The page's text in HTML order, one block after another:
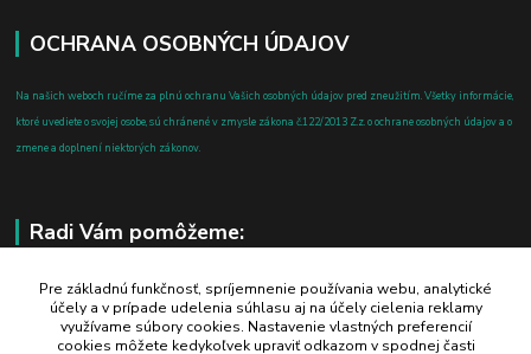
OCHRANA OSOBNÝCH ÚDAJOV
Na našich weboch ručíme za plnú ochranu Vašich osobných údajov pred zneužitím. Všetky informácie,
ktoré uvediete o svojej osobe, sú chránené v zmysle zákona č.122/2013 Z.z. o ochrane osobných údajov a o
zmene a doplnení niektorých zákonov.
Radi Vám pomôžeme:
+421 908 700 612
po-pia: 8.00 - 16.00
Pre základnú funkčnosť, spríjemnenie používania webu, analytické
účely a v prípade udelenia súhlasu aj na účely cielenia reklamy
využívame súbory cookies. Nastavenie vlastných preferencií
cookies môžete kedykoľvek upraviť odkazom v spodnej časti